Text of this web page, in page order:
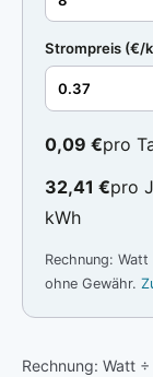
Strompreis (€/
0,09 €pro
32,41 €pro
kWh
Rechnung:
ohne Gewähr.
Rechnung: Watt